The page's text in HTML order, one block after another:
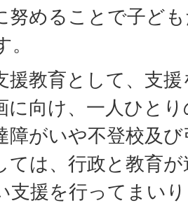
努めることで子ど
援教育として、支
に向け、一人ひと
障がいや不登校及
ては、行政と教育
支援を行ってまい